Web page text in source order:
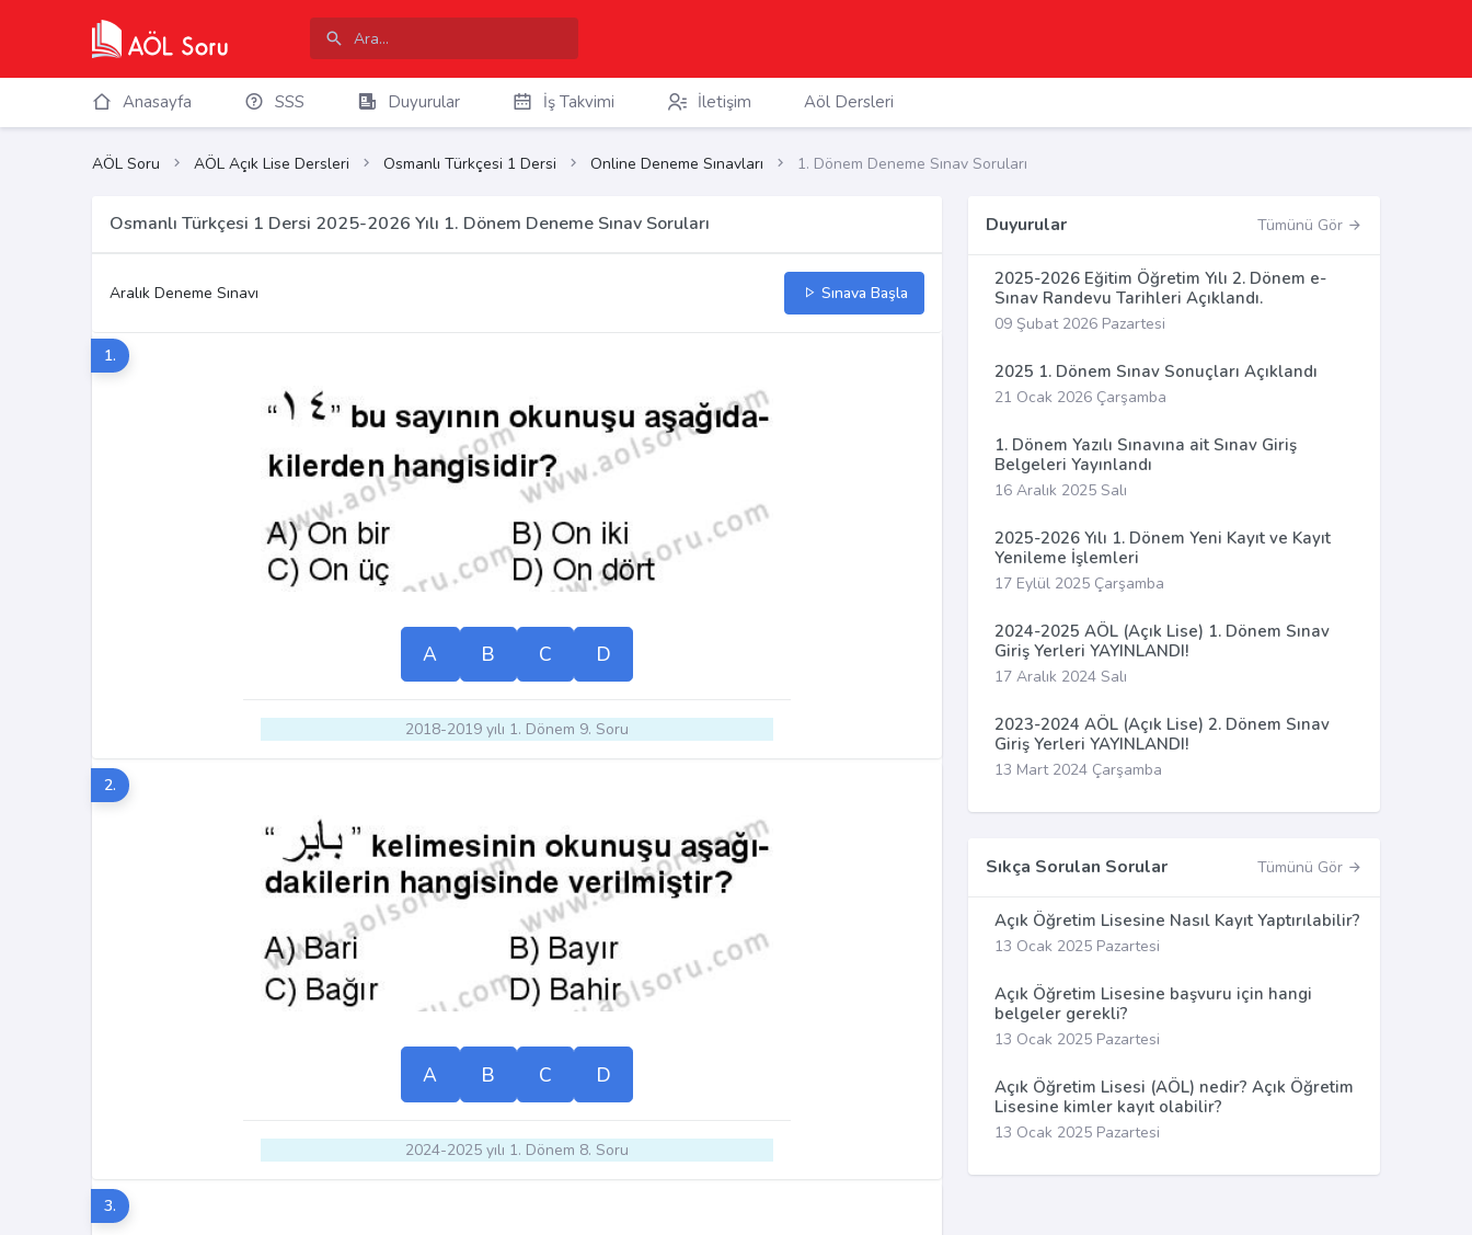
Anasayfa SSS Duyurular İş Takvimi İletişim Aöl Dersleri
AÖL Soru AÖL Açık Lise Dersleri Osmanlı Türkçesi 1 Dersi Online Deneme Sınavları 1. Dönem Deneme Sınav Soruları
Osmanlı Türkçesi 1 Dersi 2025-2026 Yılı 1. Dönem Deneme Sınav Soruları
Aralık Deneme Sınavı Sınava Başla
1.
A B C D
2018-2019 yılı 1. Dönem 9. Soru
2.
A B C D
2024-2025 yılı 1. Dönem 8. Soru
3.
Duyurular Tümünü Gör
2025-2026 Eğitim Öğretim Yılı 2. Dönem e-
Sınav Randevu Tarihleri Açıklandı.
09 Şubat 2026 Pazartesi
2025 1. Dönem Sınav Sonuçları Açıklandı
21 Ocak 2026 Çarşamba
1. Dönem Yazılı Sınavına ait Sınav Giriş
Belgeleri Yayınlandı
16 Aralık 2025 Salı
2025-2026 Yılı 1. Dönem Yeni Kayıt ve Kayıt
Yenileme İşlemleri
17 Eylül 2025 Çarşamba
2024-2025 AÖL (Açık Lise) 1. Dönem Sınav
Giriş Yerleri YAYINLANDI!
17 Aralık 2024 Salı
2023-2024 AÖL (Açık Lise) 2. Dönem Sınav
Giriş Yerleri YAYINLANDI!
13 Mart 2024 Çarşamba
Sıkça Sorulan Sorular Tümünü Gör
Açık Öğretim Lisesine Nasıl Kayıt Yaptırılabilir?
13 Ocak 2025 Pazartesi
Açık Öğretim Lisesine başvuru için hangi
belgeler gerekli?
13 Ocak 2025 Pazartesi
Açık Öğretim Lisesi (AÖL) nedir? Açık Öğretim
Lisesine kimler kayıt olabilir?
13 Ocak 2025 Pazartesi